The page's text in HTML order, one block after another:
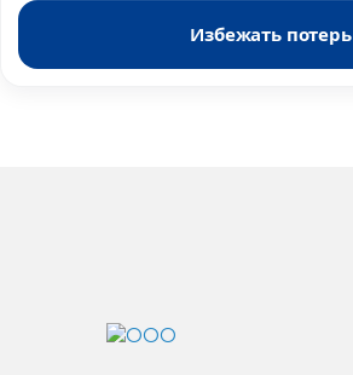
Избежать потерь